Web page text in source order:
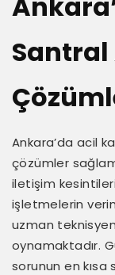
Santral
Ankara’da acil
çözümler
iletişim
işletmelerin
uzman
oynamaktadır.
sorunun en kısa